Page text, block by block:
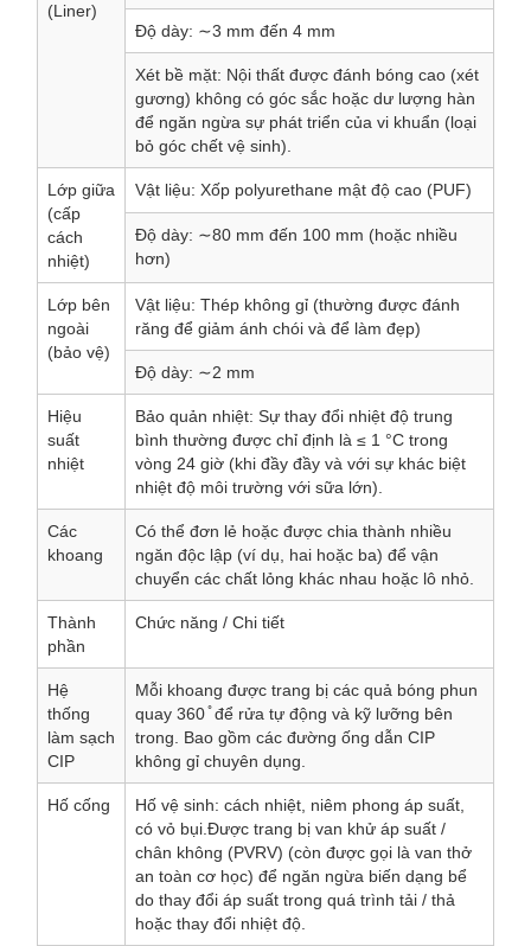
(Liner)
Độ dày: ∼3 mm đến 4 mm
Xét bề mặt: Nội thất được đánh bóng cao (xét
gương) không có góc sắc hoặc dư lượng hàn
để ngăn ngừa sự phát triển của vi khuẩn (loại
bỏ góc chết vệ sinh).
Lớp giữa
(cấp
cách
nhiệt)
Vật liệu: Xốp polyurethane mật độ cao (PUF)
Độ dày: ∼80 mm đến 100 mm (hoặc nhiều
hơn)
Lớp bên
ngoài
(bảo vệ)
Vật liệu: Thép không gỉ (thường được đánh
răng để giảm ánh chói và để làm đẹp)
Độ dày: ∼2 mm
Hiệu
suất
nhiệt
Bảo quản nhiệt: Sự thay đổi nhiệt độ trung
bình thường được chỉ định là ≤ 1 °C trong
vòng 24 giờ (khi đầy đầy và với sự khác biệt
nhiệt độ môi trường với sữa lớn).
Các
khoang
Có thể đơn lẻ hoặc được chia thành nhiều
ngăn độc lập (ví dụ, hai hoặc ba) để vận
chuyển các chất lỏng khác nhau hoặc lô nhỏ.
Thành
phần
Chức năng / Chi tiết
Hệ
thống
làm sạch
CIP
Mỗi khoang được trang bị các quả bóng phun
quay 360 ̊ để rửa tự động và kỹ lưỡng bên
trong. Bao gồm các đường ống dẫn CIP
không gỉ chuyên dụng.
Hố cống
Hố vệ sinh: cách nhiệt, niêm phong áp suất,
có vỏ bụi.Được trang bị van khử áp suất /
chân không (PVRV) (còn được gọi là van thở
an toàn cơ học) để ngăn ngừa biến dạng bể
do thay đổi áp suất trong quá trình tải / thả
hoặc thay đổi nhiệt độ.